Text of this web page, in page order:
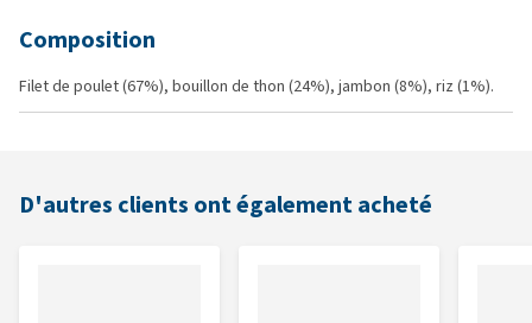
Composition
Filet de poulet (67%), bouillon de thon (24%), jambon (8%), riz (1%).
D'autres clients ont également acheté